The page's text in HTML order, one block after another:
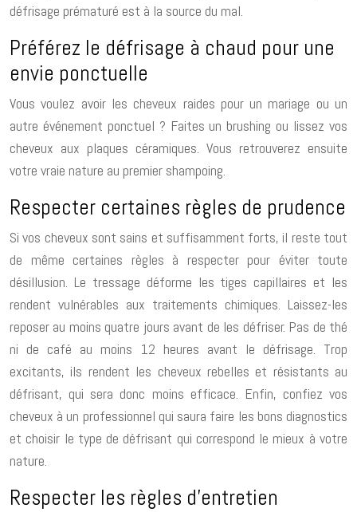
défrisage prématuré est à la source du mal.
Préférez le défrisage à chaud pour une
envie ponctuelle
Vous voulez avoir les cheveux raides pour un mariage ou un
autre événement ponctuel ? Faites un brushing ou lissez vos
cheveux aux plaques céramiques. Vous retrouverez ensuite
votre vraie nature au premier shampoing.
Respecter certaines règles de prudence
Si vos cheveux sont sains et suffisamment forts, il reste tout
de même certaines règles à respecter pour éviter toute
désillusion. Le tressage déforme les tiges capillaires et les
rendent vulnérables aux traitements chimiques. Laissez-les
reposer au moins quatre jours avant de les défriser. Pas de thé
ni de café au moins 12 heures avant le défrisage. Trop
excitants, ils rendent les cheveux rebelles et résistants au
défrisant, qui sera donc moins efficace. Enfin, confiez vos
cheveux à un professionnel qui saura faire les bons diagnostics
et choisir le type de défrisant qui correspond le mieux à votre
nature.
Respecter les règles d’entretien